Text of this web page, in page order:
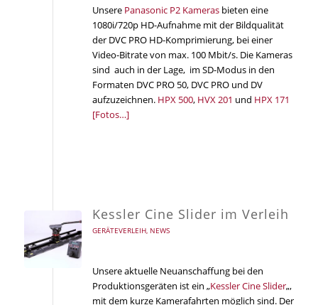
Unsere Panasonic P2 Kamerasbieten eine
1080i/720p HD-Aufnahme mit der Bildqualität
der DVC PRO HD-Komprimierung, bei einer
Video-Bitrate von max. 100 Mbit/s. Die Kameras
sind auch in der Lage, im SD-Modus in den
Formaten DVC PRO 50, DVC PRO und DV
aufzuzeichnen. HPX 500, HVX 201 und HPX 171
[Fotos…]
Kessler Cine Slider im Verleih
GERÄTEVERLEIH, NEWS
Unsere aktuelle Neuanschaffung bei den
Produktionsgeräten ist ein „Kessler Cine Slider„,
mit dem kurze Kamerafahrten möglich sind. Der